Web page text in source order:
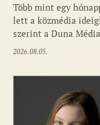
Fotó: media1.hu
Több mint egy
lett a közmédia
szerint a Duna
2026.08.05.